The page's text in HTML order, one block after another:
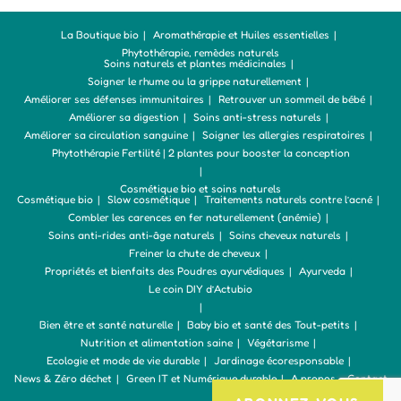
La Boutique bio
Aromathérapie et Huiles essentielles
Phytothérapie, remèdes naturels
Soins naturels et plantes médicinales
Soigner le rhume ou la grippe naturellement
Améliorer ses défenses immunitaires
Retrouver un sommeil de bébé
Améliorer sa digestion
Soins anti-stress naturels
Améliorer sa circulation sanguine
Soigner les allergies respiratoires
Phytothérapie Fertilité | 2 plantes pour booster la conception
Cosmétique bio et soins naturels
Cosmétique bio
Slow cosmétique
Traitements naturels contre l’acné
Combler les carences en fer naturellement (anémie)
Soins anti-rides anti-âge naturels
Soins cheveux naturels
Freiner la chute de cheveux
Propriétés et bienfaits des Poudres ayurvédiques
Ayurveda
Le coin DIY d’Actubio
Bien être et santé naturelle
Baby bio et santé des Tout-petits
Nutrition et alimentation saine
Végétarisme
Ecologie et mode de vie durable
Jardinage écoresponsable
News & Zéro déchet
Green IT et Numérique durable A propos – Contact